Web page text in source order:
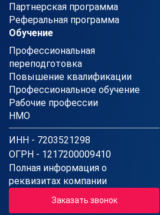
Партнерская программа
Реферальная программа
Обучение
Профессиональная
переподготовка
Повышение квалификации
Профессиональное обучение
Рабочие профессии
НМО
ИНН - 7203521298
ОГРН - 1217200009410
Полная информация о
реквизитах компании
Заказать звонок